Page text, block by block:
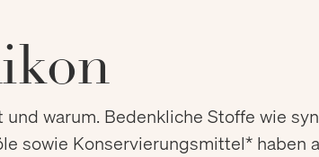
warum. Bedenkliche Stoffe wie
sowie Konservierungsmittel* haben